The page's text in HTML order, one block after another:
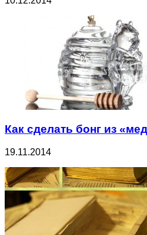
Как сделать бонг из
19.11.2014